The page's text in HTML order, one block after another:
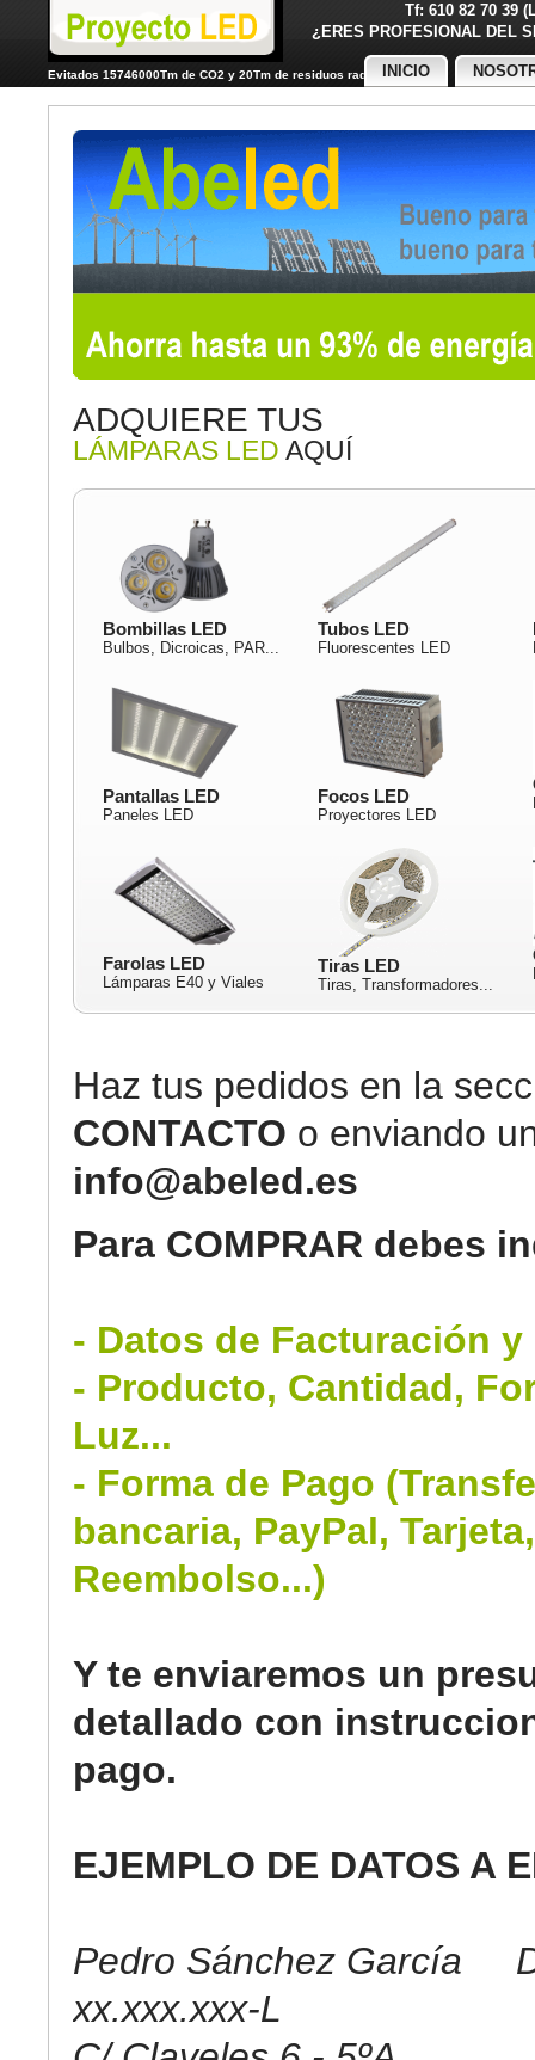
Tf: 610 82 70 39
¿ERES PROFESIONAL
Evitados 15746000Tm de CO2 y 20Tm de residuos radiactivos
INICIO
ADQUIERE TUS
LÁMPARAS LED AQUÍ
Bombillas LED
Bulbos, Dicroicas, PAR...
Tubos LED
Fluorescentes LED
Pantallas LED
Paneles LED
Focos LED
Proyectores LED
Farolas LED
Lámparas E40 y Viales
Tiras LED
Tiras, Transformadores...
Haz tus pedidos en la
CONTACTO o enviando
info@abeled.es
Para COMPRAR debes
- Datos de Facturación y
- Producto, Cantidad,
Luz...
- Forma de Pago
bancaria, PayPal,
Reembolso...)
Y te enviaremos un
detallado con
pago.
EJEMPLO DE DATOS A
Pedro Sánchez García
xx.xxx.xxx-L